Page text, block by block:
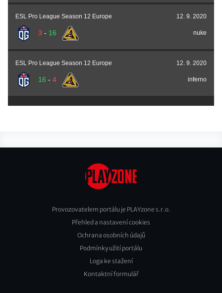
ESL Pro League Season 12 Europe 12. 9. 2020
3 - 16 nuke
ESL Pro League Season 12 Europe 12. 9. 2020
16 - 4 inferno
Footer
Provozovatelem portálu je PLAYzone s.r.o.
Přehled a nastavení cookies
Ochrana osobních údajů
Podmínky užití portálu
Loga ke stažení
Kontaktní formulář